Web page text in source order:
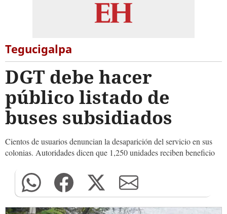
Tegucigalpa
DGT debe hacer
público listado de
buses subsidiados
Cientos de usuarios denuncian la desaparición del servicio en sus
colonias. Autoridades dicen que 1,250 unidades reciben beneficio